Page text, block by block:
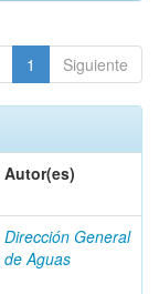
1 Siguiente
Autor(es)
Dirección General
de Aguas